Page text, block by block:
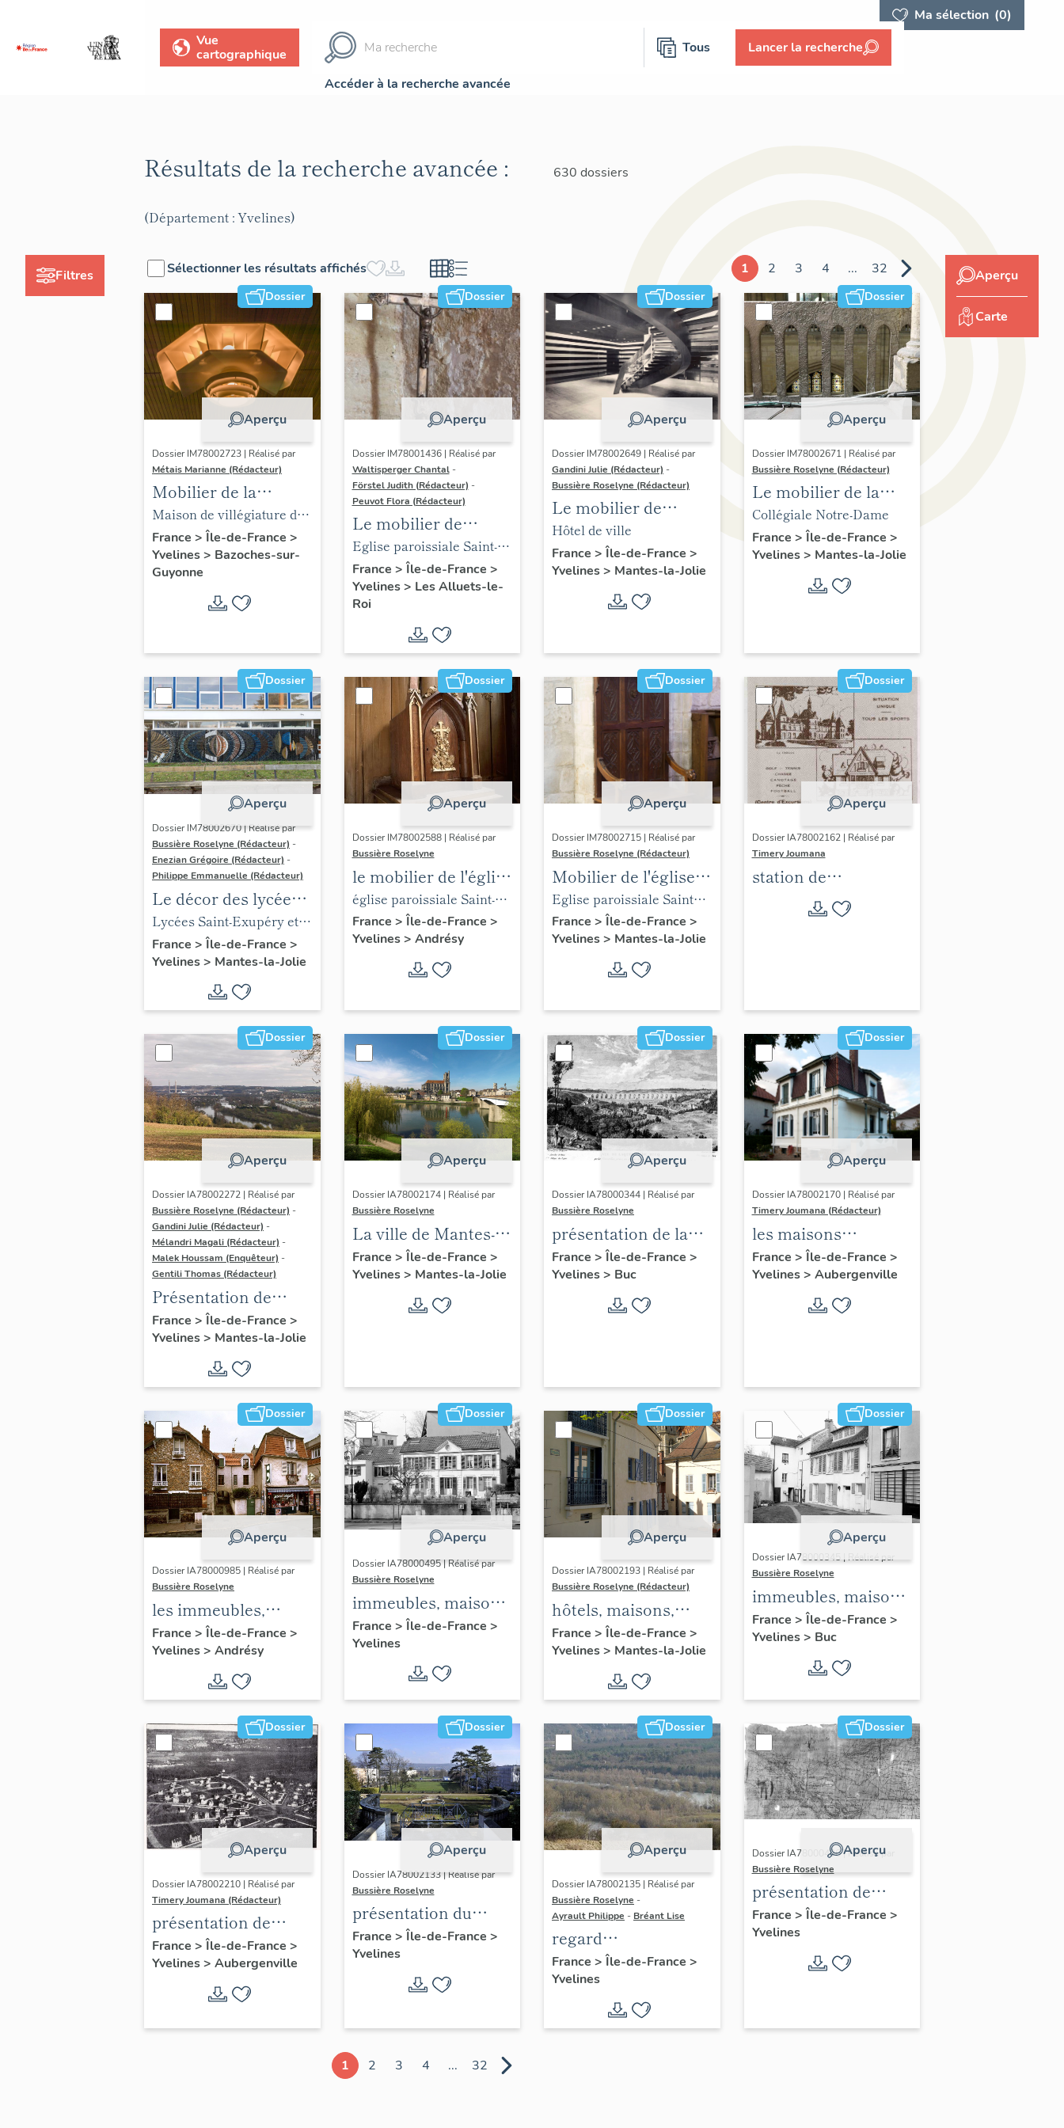
Ma sélection (0)
Vue
cartographique
Tous Lancer la recherche
Accéder à la recherche avancée
Filtres
Résultats de la recherche avancée : 630 dossiers
(Département : Yvelines)
Sélectionner les résultats affichés 1 2 3 4 ... 32
Dossier
Aperçu
Dossier IM78002723 | Réalisé par
Métais Marianne (Rédacteur)
Mobilier de la
maison Louis Carré
Maison de villégiature dite
maison Louis Carré
France > Île-de-France >
Yvelines> Bazoches-sur-
Guyonne
Dossier
Aperçu
Dossier IM78001436 | Réalisé par
Waltisperger Chantal -
Förstel Judith (Rédacteur) -
Peuvot Flora (Rédacteur)
Le mobilier de
l'église paroissiale
Saint-Nicolas
Eglise paroissiale Saint-
Nicolas
France > Île-de-France >
Yvelines> Les Alluets-le-
Roi
Dossier
Aperçu
Dossier IM78002649 | Réalisé par
Gandini Julie (Rédacteur) -
Bussière Roselyne (Rédacteur)
Le mobilier de
l'hôtel de ville
Hôtel de ville
France > Île-de-France >
Yvelines> Mantes-la-Jolie
Dossier
Aperçu
Dossier IM78002671 | Réalisé par
Bussière Roselyne (Rédacteur)
Le mobilier de la
collégiale
Collégiale Notre-Dame
France > Île-de-France >
Yvelines> Mantes-la-Jolie
Dossier
Aperçu
Dossier IM78002670 | Réalisé par
Bussière Roselyne (Rédacteur) -
Enezian Grégoire (Rédacteur) -
Philippe Emmanuelle (Rédacteur)
Le décor des lycées
de Mantes
Lycées Saint-Exupéry et
Jean Rostand
France > Île-de-France >
Yvelines> Mantes-la-Jolie
Dossier
Aperçu
Dossier IM78002588 | Réalisé par
Bussière Roselyne
le mobilier de l'église
Saint-Germain-de-
Paris (liste
supplémentaire)
église paroissiale Saint-
Germain
France > Île-de-France >
Yvelines> Andrésy
Dossier
Aperçu
Dossier IM78002715 | Réalisé par
Bussière Roselyne (Rédacteur)
Mobilier de l'église
Sainte-Anne de
Gassicourt
Eglise paroissiale Sainte-
Anne
France > Île-de-France >
Yvelines> Mantes-la-Jolie
Dossier
Aperçu
Dossier IA78002162 | Réalisé par
Timery Joumana
station de
villégiature
d'Elisabethville
Dossier
Aperçu
Dossier IA78002272 | Réalisé par
Bussière Roselyne (Rédacteur) -
Gandini Julie (Rédacteur) -
Mélandri Magali (Rédacteur) -
Malek Houssam (Enquêteur) -
Gentili Thomas (Rédacteur)
Présentation de
l'étude
France > Île-de-France >
Yvelines> Mantes-la-Jolie
Dossier
Aperçu
Dossier IA78002174 | Réalisé par
Bussière Roselyne
La ville de Mantes-la-
Jolie
France > Île-de-France >
Yvelines> Mantes-la-Jolie
Dossier
Aperçu
Dossier IA78000344 | Réalisé par
Bussière Roselyne
présentation de la
commune de Buc
France > Île-de-France >
Yvelines> Buc
Dossier
Aperçu
Dossier IA78002170 | Réalisé par
Timery Joumana (Rédacteur)
les maisons
d'Elisabethville
France > Île-de-France >
Yvelines> Aubergenville
Dossier
Aperçu
Dossier IA78000985 | Réalisé par
Bussière Roselyne
les immeubles,
maisons et fermes
du canton d'Andrésy
France > Île-de-France >
Yvelines> Andrésy
Dossier
Aperçu
Dossier IA78000495 | Réalisé par
Bussière Roselyne
immeubles, maisons,
fermes
France > Île-de-France >
Yvelines
Dossier
Aperçu
Dossier IA78002193 | Réalisé par
Bussière Roselyne (Rédacteur)
hôtels, maisons,
immeubles
France > Île-de-France >
Yvelines> Mantes-la-Jolie
Dossier
Aperçu
Dossier IA78000345 | Réalisé par
Bussière Roselyne
immeubles, maisons,
fermes
France > Île-de-France >
Yvelines> Buc
Dossier
Aperçu
Dossier IA78002210 | Réalisé par
Timery Joumana (Rédacteur)
présentation de
l'étude
d'Elisabethville
France > Île-de-France >
Yvelines> Aubergenville
Dossier
Aperçu
Dossier IA78002133 | Réalisé par
Bussière Roselyne
présentation du
diagnostic
patrimonial, urbain
et paysager de Seine-
France > Île-de-France >
Yvelines
Dossier
Aperçu
Dossier IA78002135 | Réalisé par
Bussière Roselyne -
Ayrault Philippe - Bréant Lise
regard
photographique sur
le territoire de Seine-
France > Île-de-France >
Yvelines
Dossier
Aperçu
Dossier IA78000496 | Réalisé par
Bussière Roselyne
présentation de
l'étude du
patrimoine de l'aire
d'étude Versailles
périphérie sud
France > Île-de-France >
Yvelines
1 2 3 4 ... 32
Aperçu
Carte